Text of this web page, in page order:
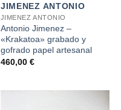
JIMENEZ ANTONIO
JIMENEZ ANTONIO
Antonio Jimenez –
«Krakatoa» grabado y
gofrado papel artesanal
460,00 €